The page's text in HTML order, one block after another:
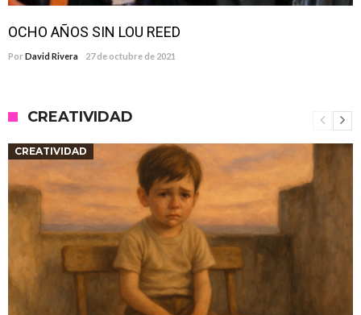
OCHO AÑOS SIN LOU REED
Por David Rivera 27 de octubre de 2021
CREATIVIDAD
CREATIVIDAD